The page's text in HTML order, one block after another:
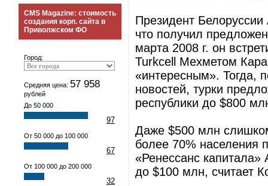
CMS Magazine: стоимость
создания корп. сайта в
Приволжском ФО
Город:
Средняя цена: 57 958
рублей
До 50 000
97
От 50 000 до 100 000
67
От 100 000 до 200 000
32
Президент
что получил
марта 2008 г. он
Turkcell Мехметом
«интересным». Тогда,
новостей, турки
республики до $800
Даже $500 млн
более 70% населения
«Ренессанс
до $100 млн, считает